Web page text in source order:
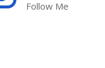
Follow Me